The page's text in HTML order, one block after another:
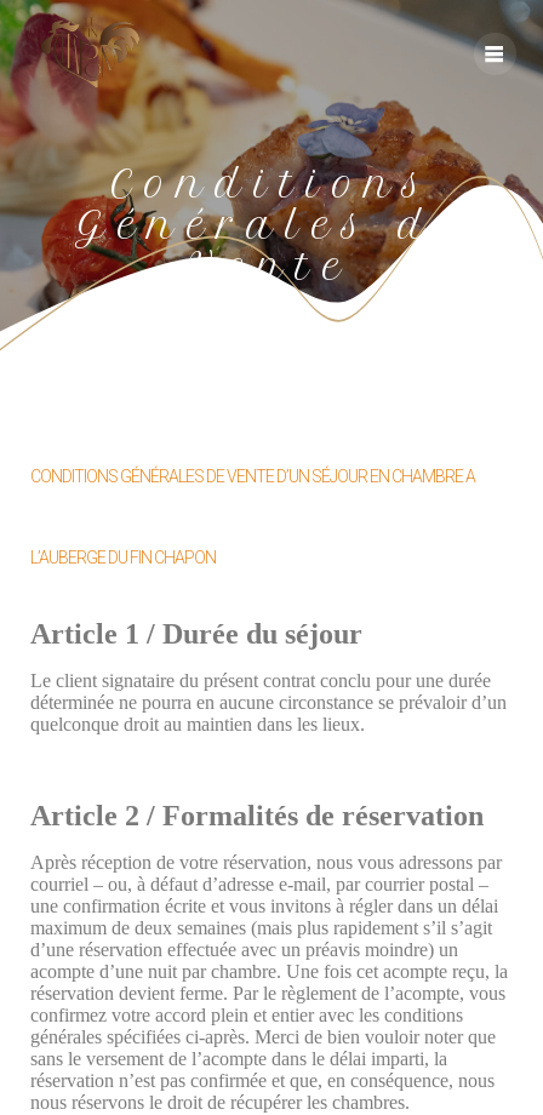
Conditions
Générales de
Vente
CONDITIONS GÉNÉRALES DE VENTE D’UN SÉJOUR EN CHAMBRE A
L’AUBERGE DU FIN CHAPON
Article 1 / Durée du séjour
Le client signataire du présent contrat conclu pour une durée
déterminée ne pourra en aucune circonstance se prévaloir d’un
quelconque droit au maintien dans les lieux.
Article 2 / Formalités de réservation
Après réception de votre réservation, nous vous adressons par
courriel – ou, à défaut d’adresse e-mail, par courrier postal –
une confirmation écrite et vous invitons à régler dans un délai
maximum de deux semaines (mais plus rapidement s’il s’agit
d’une réservation effectuée avec un préavis moindre) un
acompte d’une nuit par chambre. Une fois cet acompte reçu, la
réservation devient ferme. Par le règlement de l’acompte, vous
confirmez votre accord plein et entier avec les conditions
générales spécifiées ci-après. Merci de bien vouloir noter que
sans le versement de l’acompte dans le délai imparti, la
réservation n’est pas confirmée et que, en conséquence, nous
nous réservons le droit de récupérer les chambres.